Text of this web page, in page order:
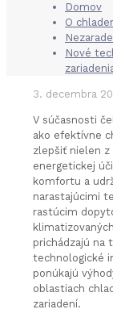
Domov
O
Nové
3. decembra
V súčasnosti
ako efektívne
zlepšiť nielen z
energetickej
komfortu a
narastajúcimi
rastúcim
prichádzajú na
technologické
ponúkajú
oblastiach
zariadení.